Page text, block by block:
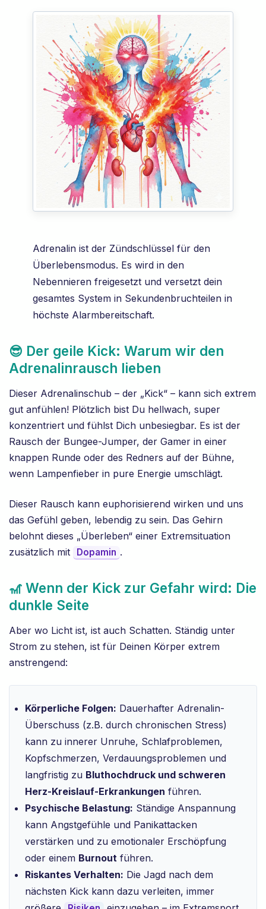
Adrenalin ist der Zündschlüssel für den
Überlebensmodus. Es wird in den
Nebennieren freigesetzt und versetzt dein
gesamtes System in Sekundenbruchteilen in
höchste Alarmbereitschaft.
😎 Der geile Kick: Warum wir den
Adrenalinrausch lieben
Dieser Adrenalinschub – der „Kick“ – kann sich extrem
gut anfühlen! Plötzlich bist Du hellwach, super
konzentriert und fühlst Dich unbesiegbar. Es ist der
Rausch der Bungee-Jumper, der Gamer in einer
knappen Runde oder des Redners auf der Bühne,
wenn Lampenfieber in pure Energie umschlägt.
Dieser Rausch kann euphorisierend wirken und uns
das Gefühl geben, lebendig zu sein. Das Gehirn
belohnt dieses „Überleben“ einer Extremsituation
zusätzlich mit
Dopamin .
🎢 Wenn der Kick zur Gefahr wird: Die
dunkle Seite
Aber wo Licht ist, ist auch Schatten. Ständig unter
Strom zu stehen, ist für Deinen Körper extrem
anstrengend:
Körperliche Folgen: Dauerhafter Adrenalin-
Überschuss (z.B. durch chronischen Stress)
kann zu innerer Unruhe, Schlafproblemen,
Kopfschmerzen, Verdauungsproblemen und
langfristig zu Bluthochdruck und schweren
Herz-Kreislauf-Erkrankungen führen.
Psychische Belastung: Ständige Anspannung
kann Angstgefühle und Panikattacken
verstärken und zu emotionaler Erschöpfung
oder einem Burnoutführen.
Riskantes Verhalten: Die Jagd nach dem
nächsten Kick kann dazu verleiten, immer